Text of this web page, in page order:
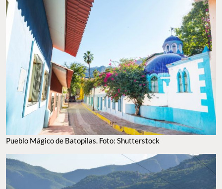
Pueblo Mágico de Batopilas. Foto: Shutterstock